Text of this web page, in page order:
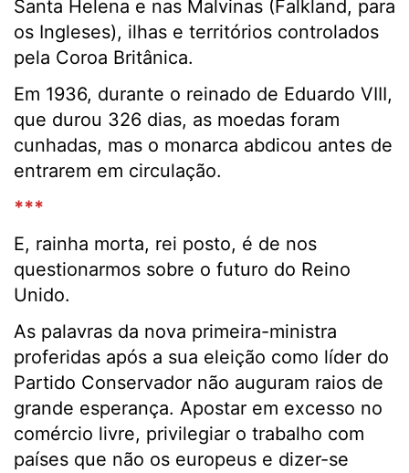
Santa Helena e nas Malvinas (Falkland, para
os Ingleses), ilhas e territórios controlados
pela Coroa Britânica.
Em 1936, durante o reinado de Eduardo VIII,
que durou 326 dias, as moedas foram
cunhadas, mas o monarca abdicou antes de
entrarem em circulação.
***
E, rainha morta, rei posto, é de nos
questionarmos sobre o futuro do Reino
Unido.
As palavras da nova primeira-ministra
proferidas após a sua eleição como líder do
Partido Conservador não auguram raios de
grande esperança. Apostar em excesso no
comércio livre, privilegiar o trabalho com
países que não os europeus e dizer-se